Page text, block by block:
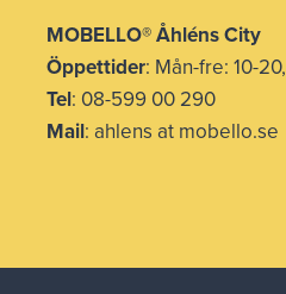
MOBELLO® Åhléns City
Öppettider: Mån-fre: 10-
Tel: 08-599 00 290
Mail: ahlens at mobello.se